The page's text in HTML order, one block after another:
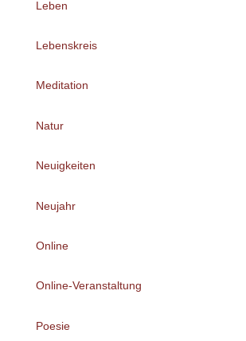
Leben
Lebenskreis
Meditation
Natur
Neuigkeiten
Neujahr
Online
Online-Veranstaltung
Poesie